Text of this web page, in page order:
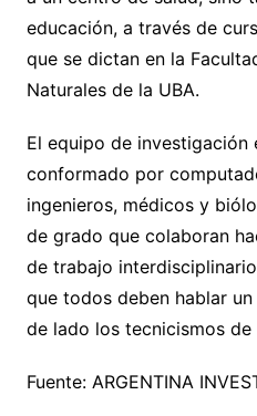
educación, a través de
que se dictan en la
Naturales de la UBA.
El equipo de investigación
conformado por
ingenieros, médicos y
de grado que colaboran
de trabajo
que todos deben hablar
de lado los tecnicismos de
Fuente: ARGENTINA